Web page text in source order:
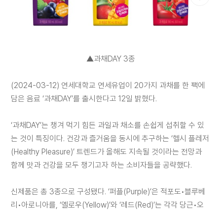
용
연세
SHOP
아
▲과채DAY 3종
(2024-03-12) 연세대학교 연세유업이 20가지 과채를 한 팩에
담은 음료 ‘과채DAY’를 출시한다고 12일 밝혔다.
‘과채DAY’는 챙겨 먹기 힘든 과일과 채소를 손쉽게 섭취할 수 있
는 것이 특징이다. 건강과 즐거움을 동시에 추구하는 ‘헬시 플레저
(Healthy Pleasure)’ 트렌드가 올해도 지속될 것이라는 전망과
함께 맛과 건강을 모두 챙기고자 하는 소비자들을 공략했다.
신제품은 총 3종으로 구성됐다. ‘퍼플(Purple)’은 적포도•블루베
리•아로니아를, ‘옐로우(Yellow)’와 ‘레드(Red)’는 각각 당근•오